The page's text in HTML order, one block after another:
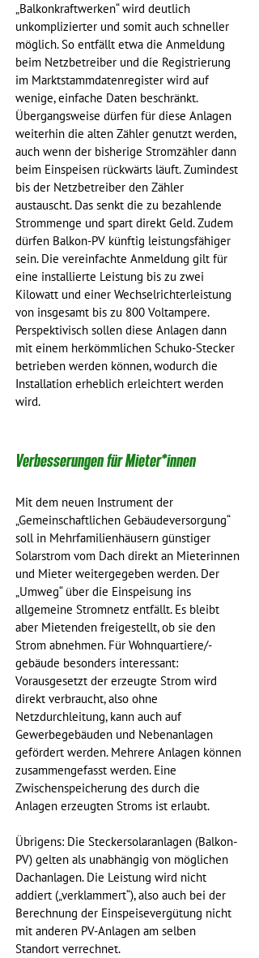
„Balkonkraftwerken“ wird deutlich
unkomplizierter und somit auch schneller
möglich. So entfällt etwa die Anmeldung
beim Netzbetreiber und die Registrierung
im Marktstammdatenregister wird auf
wenige, einfache Daten beschränkt.
Übergangsweise dürfen für diese Anlagen
weiterhin die alten Zähler genutzt werden,
auch wenn der bisherige Stromzähler dann
beim Einspeisen rückwärts läuft. Zumindest
bis der Netzbetreiber den Zähler
austauscht. Das senkt die zu bezahlende
Strommenge und spart direkt Geld. Zudem
dürfen Balkon-PV künftig leistungsfähiger
sein. Die vereinfachte Anmeldung gilt für
eine installierte Leistung bis zu zwei
Kilowatt und einer Wechselrichterleistung
von insgesamt bis zu 800 Voltampere.
Perspektivisch sollen diese Anlagen dann
mit einem herkömmlichen Schuko-Stecker
betrieben werden können, wodurch die
Installation erheblich erleichtert werden
wird.
Verbesserungen für Mieter*innen
Mit dem neuen Instrument der
„Gemeinschaftlichen Gebäudeversorgung“
soll in Mehrfamilienhäusern günstiger
Solarstrom vom Dach direkt an Mieterinnen
und Mieter weitergegeben werden. Der
„Umweg“ über die Einspeisung ins
allgemeine Stromnetz entfällt. Es bleibt
aber Mietenden freigestellt, ob sie den
Strom abnehmen. Für Wohnquartiere/-
gebäude besonders interessant:
Vorausgesetzt der erzeugte Strom wird
direkt verbraucht, also ohne
Netzdurchleitung, kann auch auf
Gewerbegebäuden und Nebenanlagen
gefördert werden. Mehrere Anlagen können
zusammengefasst werden. Eine
Zwischenspeicherung des durch die
Anlagen erzeugten Stroms ist erlaubt.
Übrigens: Die Steckersolaranlagen (Balkon-
PV) gelten als unabhängig von möglichen
Dachanlagen. Die Leistung wird nicht
addiert („verklammert“), also auch bei der
Berechnung der Einspeisevergütung nicht
mit anderen PV-Anlagen am selben
Standort verrechnet.